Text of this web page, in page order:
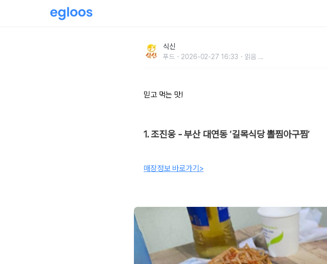
식신
푸드 2026-02-27 16:33 읽음 ...
믿고 먹는 맛!
1. 조진웅 - 부산 대연동 ‘길목식당 뽈찜아구찜’
매장정보 바로가기>